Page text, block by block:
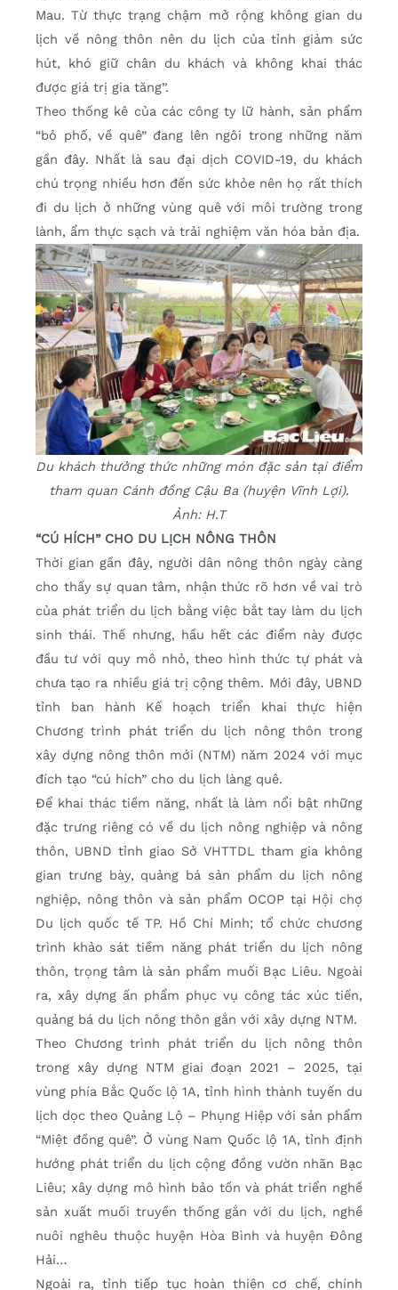
Mau. Từ thực trạng chậm mở rộng không gian du
lịch về nông thôn nên du lịch của tỉnh giảm sức
hút, khó giữ chân du khách và không khai thác
được giá trị gia tăng”.
Theo thống kê của các công ty lữ hành, sản phẩm
“bỏ phố, về quê” đang lên ngôi trong những năm
gần đây. Nhất là sau đại dịch COVID-19, du khách
chú trọng nhiều hơn đến sức khỏe nên họ rất thích
đi du lịch ở những vùng quê với môi trường trong
lành, ẩm thực sạch và trải nghiệm văn hóa bản địa.
Du khách thưởng thức những món đặc sản tại điểm
tham quan Cánh đồng Cậu Ba (huyện Vĩnh Lợi).
Ảnh: H.T
“CÚ HÍCH” CHO DU LỊCH NÔNG THÔN
Thời gian gần đây, người dân nông thôn ngày càng
cho thấy sự quan tâm, nhận thức rõ hơn về vai trò
của phát triển du lịch bằng việc bắt tay làm du lịch
sinh thái. Thế nhưng, hầu hết các điểm này được
đầu tư với quy mô nhỏ, theo hình thức tự phát và
chưa tạo ra nhiều giá trị cộng thêm. Mới đây, UBND
tỉnh ban hành Kế hoạch triển khai thực hiện
Chương trình phát triển du lịch nông thôn trong
xây dựng nông thôn mới (NTM) năm 2024 với mục
đích tạo “cú hích” cho du lịch làng quê.
Để khai thác tiềm năng, nhất là làm nổi bật những
đặc trưng riêng có về du lịch nông nghiệp và nông
thôn, UBND tỉnh giao Sở VHTTDL tham gia không
gian trưng bày, quảng bá sản phẩm du lịch nông
nghiệp, nông thôn và sản phẩm OCOP tại Hội chợ
Du lịch quốc tế TP. Hồ Chí Minh; tổ chức chương
trình khảo sát tiềm năng phát triển du lịch nông
thôn, trọng tâm là sản phẩm muối Bạc Liêu. Ngoài
ra, xây dựng ấn phẩm phục vụ công tác xúc tiến,
quảng bá du lịch nông thôn gắn với xây dựng NTM.
Theo Chương trình phát triển du lịch nông thôn
trong xây dựng NTM giai đoạn 2021 – 2025, tại
vùng phía Bắc Quốc lộ 1A, tỉnh hình thành tuyến du
lịch dọc theo Quảng Lộ – Phụng Hiệp với sản phẩm
“Miệt đồng quê”. Ở vùng Nam Quốc lộ 1A, tỉnh định
hướng phát triển du lịch cộng đồng vườn nhãn Bạc
Liêu; xây dựng mô hình bảo tồn và phát triển nghề
sản xuất muối truyền thống gắn với du lịch, nghề
nuôi nghêu thuộc huyện Hòa Bình và huyện Đông
Hải…
Ngoài ra, tỉnh tiếp tục hoàn thiện cơ chế, chính